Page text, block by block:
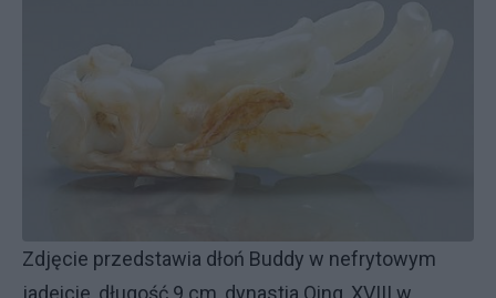
Zdjęcie przedstawia dłoń Buddy w nefrytowym
jadeicie, długość 9 cm, dynastia Qing, XVIII w.